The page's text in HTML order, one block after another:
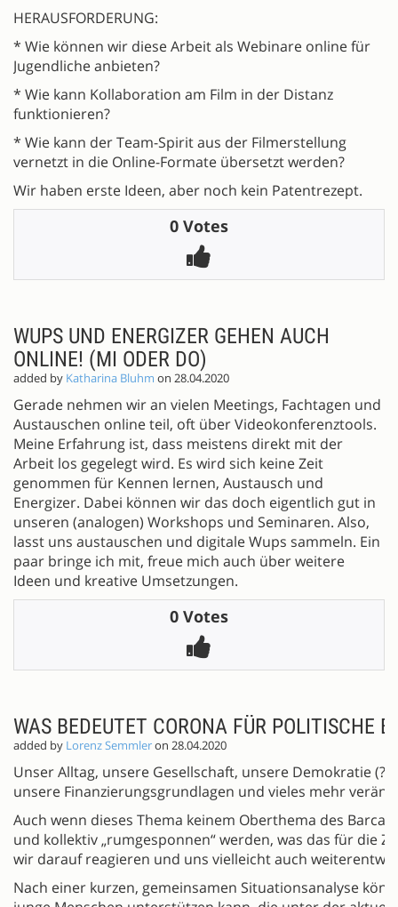
HERAUSFORDERUNG:
* Wie können wir diese Arbeit als Webinare online für
Jugendliche anbieten?
* Wie kann Kollaboration am Film in der Distanz
funktionieren?
* Wie kann der Team-Spirit aus der Filmerstellung
vernetzt in die Online-Formate übersetzt werden?
Wir haben erste Ideen, aber noch kein Patentrezept.
0 Votes
WUPS UND ENERGIZER GEHEN AUCH
ONLINE! (MI ODER DO)
added by Katharina Bluhm on 28.04.2020
Gerade nehmen wir an vielen Meetings, Fachtagen und
Austauschen online teil, oft über Videokonferenztools.
Meine Erfahrung ist, dass meistens direkt mit der
Arbeit los gegelegt wird. Es wird sich keine Zeit
genommen für Kennen lernen, Austausch und
Energizer. Dabei können wir das doch eigentlich gut in
unseren (analogen) Workshops und Seminaren. Also,
lasst uns austauschen und digitale Wups sammeln. Ein
paar bringe ich mit, freue mich auch über weitere
Ideen und kreative Umsetzungen.
0 Votes
WAS BEDEUTET CORONA FÜR POLITISCHE
added by Lorenz Semmleron 28.04.2020
Unser Alltag, unsere Gesellschaft, unsere Demokratie
unsere Finanzierungsgrundlagen und vieles mehr
Auch wenn dieses Thema keinem Oberthema des
und kollektiv „rumgesponnen“ werden, was das für die
wir darauf reagieren und uns vielleicht auch
Nach einer kurzen, gemeinsamen Situationsanalyse